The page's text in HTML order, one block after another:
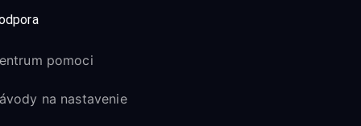
pomoci
na nastavenie